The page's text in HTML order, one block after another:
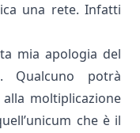
una rete. Infatti
mia apologia del
Qualcuno potrà
moltiplicazione
che è il